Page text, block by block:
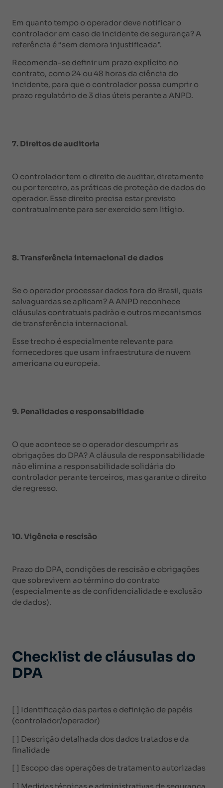
Em quanto tempo o operador deve notificar o
controlador em caso de incidente de segurança? A
referência é “sem demora injustificada”.
Recomenda-se definir um prazo explícito no
contrato, como 24 ou 48 horas da ciência do
incidente, para que o controlador possa cumprir o
prazo regulatório de 3 dias úteis perante a ANPD.
7. Direitos de auditoria
O controlador tem o direito de auditar, diretamente
ou por terceiro, as práticas de proteção de dados do
operador. Esse direito precisa estar previsto
contratualmente para ser exercido sem litígio.
8. Transferência internacional de dados
Se o operador processar dados fora do Brasil, quais
salvaguardas se aplicam? A ANPD reconhece
cláusulas contratuais padrão e outros mecanismos
de transferência internacional.
Esse trecho é especialmente relevante para
fornecedores que usam infraestrutura de nuvem
americana ou europeia.
9. Penalidades e responsabilidade
O que acontece se o operador descumprir as
obrigações do DPA? A cláusula de responsabilidade
não elimina a responsabilidade solidária do
controlador perante terceiros, mas garante o direito
de regresso.
10. Vigência e rescisão
Prazo do DPA, condições de rescisão e obrigações
que sobrevivem ao término do contrato
(especialmente as de confidencialidade e exclusão
de dados).
Checklist de cláusulas do
DPA
[ ] Identificação das partes e definição de papéis
(controlador/operador)
[ ] Descrição detalhada dos dados tratados e da
finalidade
[ ] Escopo das operações de tratamento autorizadas
[ ] Medidas técnicas e administrativas de segurança